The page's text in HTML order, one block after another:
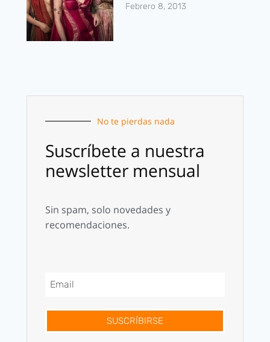
Febrero 8, 2013
No te pierdas nada
Suscríbete a nuestra
newsletter mensual
Sin spam, solo novedades y
recomendaciones.
SUSCRÍBIRSE